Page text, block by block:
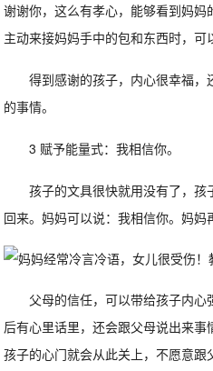
谢谢你，这么有孝心，能够看到妈
主动来接妈妈手中的包和东西时，可
得到感谢的孩子，内心很幸福
的事情。
3 赋予能量式：我相信你。
孩子的文具很快就用没有了，
回来。妈妈可以说：我相信你。妈妈
父母的信任，可以带给孩子内
后有心里话里，还会跟父母说出来事
孩子的心门就会从此关上，不愿意